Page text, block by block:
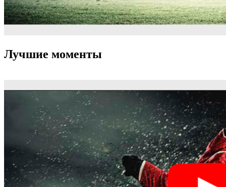
Лучшие моменты